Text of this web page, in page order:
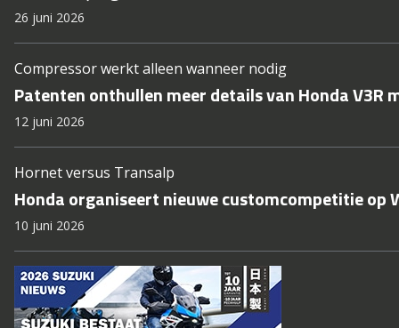
26 juni 2026
Compressor werkt alleen wanneer nodig
Patenten onthullen meer details van Honda V3R
12 juni 2026
Hornet versus Transalp
Honda organiseert nieuwe customcompetitie op
10 juni 2026